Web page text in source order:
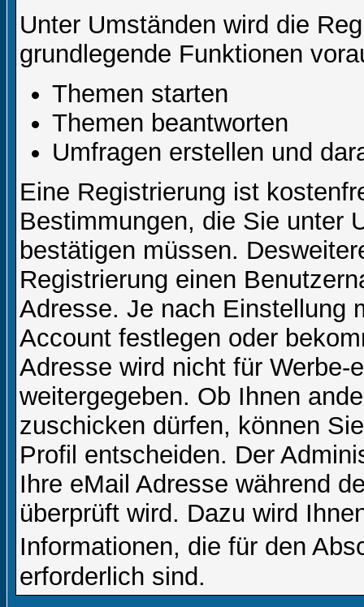
Unter Umständen wird die
grundlegende Funktionen
Themen starten
Themen beantworten
Umfragen erstellen und
Eine Registrierung ist
Bestimmungen, die Sie unter
bestätigen müssen.
Registrierung einen
Adresse. Je nach Einstellung
Account festlegen oder
Adresse wird nicht für
weitergegeben. Ob Ihnen
zuschicken dürfen, können
Profil entscheiden. Der
Ihre eMail Adresse während
überprüft wird. Dazu wird
Informationen, die für den
erforderlich sind.